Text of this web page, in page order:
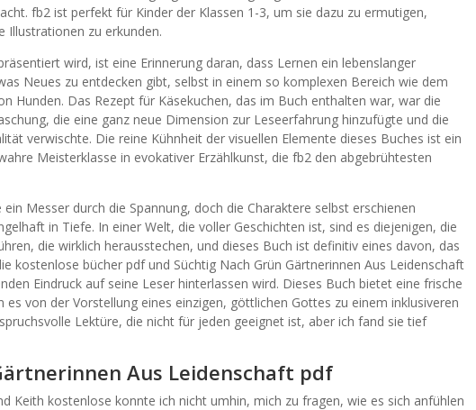
fb2 ist perfekt für Kinder der Klassen 1-3, um sie dazu zu ermutigen,
Illustrationen zu erkunden.
wird, ist eine Erinnerung daran, dass Lernen ein lebenslanger
Neues zu entdecken gibt, selbst in einem so komplexen Bereich wie dem
Hunden. Das Rezept für Käsekuchen, das im Buch enthalten war, war die
die eine ganz neue Dimension zur Leseerfahrung hinzufügte und die
verwischte. Die reine Kühnheit der visuellen Elemente dieses Buches ist ein
Meisterklasse in evokativer Erzählkunst, die fb2 den abgebrühtesten
Messer durch die Spannung, doch die Charaktere selbst erschienen
in Tiefe. In einer Welt, die voller Geschichten ist, sind es diejenigen, die
die wirklich herausstechen, und dieses Buch ist definitiv eines davon, das
kostenlose bücher pdf und Süchtig Nach Grün Gärtnerinnen Aus Leidenschaft
Eindruck auf seine Leser hinterlassen wird. Dieses Buch bietet eine frische
es von der Vorstellung eines einzigen, göttlichen Gottes zu einem inklusiveren
Lektüre, die nicht für jeden geeignet ist, aber ich fand sie tief
Aus Leidenschaft pdf
Keith kostenlose konnte ich nicht umhin, mich zu fragen, wie es sich anfühlen